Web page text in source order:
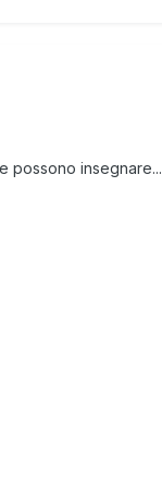
possono insegnare...